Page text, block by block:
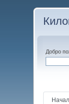
Добро